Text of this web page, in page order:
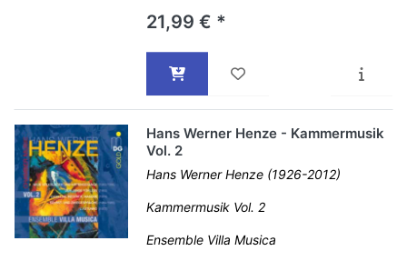
21,99 € *
Hans Werner Henze - Kammermusik
Vol. 2
Hans Werner Henze (1926-2012)
Kammermusik Vol. 2
Ensemble Villa Musica